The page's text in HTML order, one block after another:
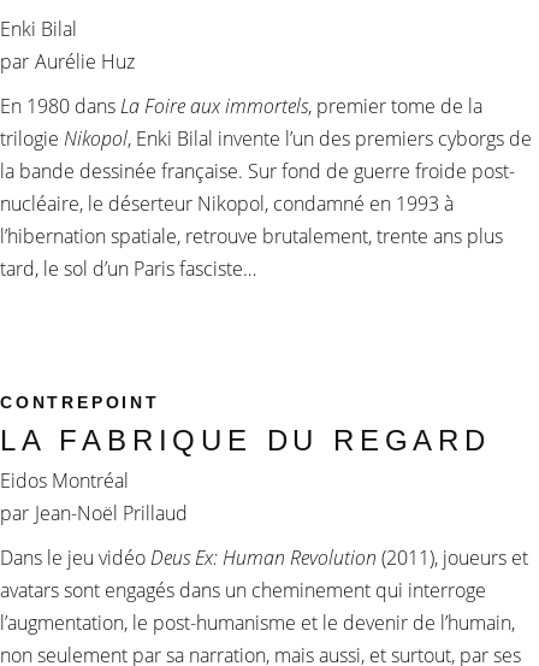
Enki Bilal
par Aurélie Huz
En 1980 dansLa Foire aux immortels, premier tome de la
trilogie Nikopol, Enki Bilal invente l’un des premiers cyborgs de
la bande dessinée française. Sur fond de guerre froide post-
nucléaire, le déserteur Nikopol, condamné en 1993 à
l’hibernation spatiale, retrouve brutalement, trente ans plus
tard, le sol d’un Paris fasciste…
CONTREPOINT
LA FABRIQUE DU REGARD
Eidos Montréal
par Jean-Noël Prillaud
Dans le jeu vidéoDeus Ex: Human Revolution (2011), joueurs et
avatars sont engagés dans un cheminement qui interroge
l’augmentation, le post-humanisme et le devenir de l’humain,
non seulement par sa narration, mais aussi, et surtout, par ses